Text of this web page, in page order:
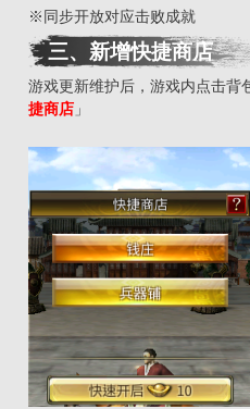
※同步开放对应击败成就
三、 新增快捷商店
游戏更新维护后，游戏内点击背
捷商店 」